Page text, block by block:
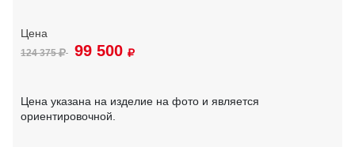
124 375 99 500
Цена указана на изделие на фото и является
ориентировочной.